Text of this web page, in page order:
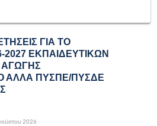
ΓΙΑ ΤΟ
2027 ΕΚΠΑΙΔΕΥΤΙΚΩΝ
ΑΓΩΓΗΣ
ΑΛΛΑ ΠΥΣΠΕ/ΠΥΣΔΕ
2026